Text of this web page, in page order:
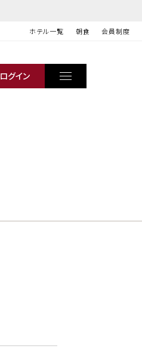
ホテル一覧 朝食 会員制度
ログイン